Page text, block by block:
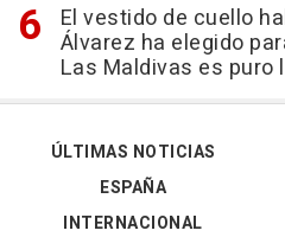
El vestido de cuello
Álvarez ha elegido
Las Maldivas es puro
ÚLTIMAS NOTICIAS
ESPAÑA
INTERNACIONAL